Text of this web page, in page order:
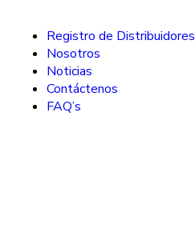
Registro de Distribuidores
Nosotros
Noticias
Contáctenos
FAQ’s